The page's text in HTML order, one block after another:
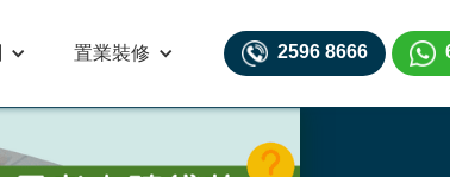
置業裝修 2596 8666